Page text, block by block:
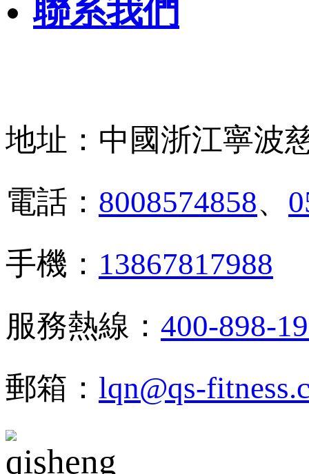
聯系我們
地址：中國浙江寧波
電話： 8008574858、
手機： 13867817988
服務熱線： 400-898-
郵箱： lqn@qs-